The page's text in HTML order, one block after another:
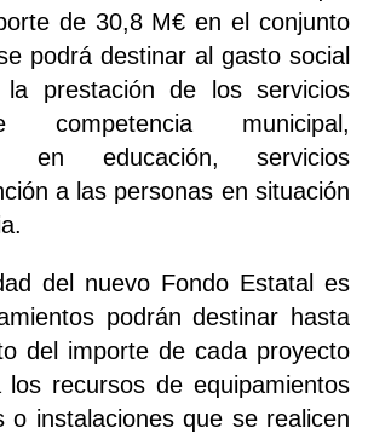
de 30,8 M€ en el conjunto
podrá destinar al gasto social
la prestación de los servicios
competencia municipal,
en educación, servicios
a las personas en situación
del nuevo Fondo Estatal es
podrán destinar hasta
del importe de cada proyecto
recursos de equipamientos
o instalaciones que se realicen